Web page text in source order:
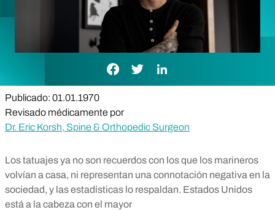
Enlace de Facebook
Enlace de Twitter
Enlace de LinkedIn
Publicado: 01.01.1970
Revisado médicamente por
Dr. Eric Korsh, Spine & Orthopedic Surgeon
Los tatuajes ya no son recuerdos con los que los marineros
volvían a casa, ni representan una connotación negativa en la
sociedad, y las estadísticas lo respaldan. Estados Unidos
está a la cabeza con el mayor